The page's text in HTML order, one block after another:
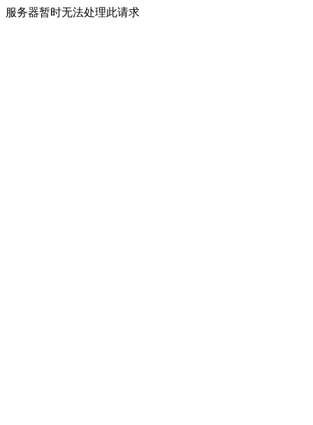
服务器暂时无法处理此请求